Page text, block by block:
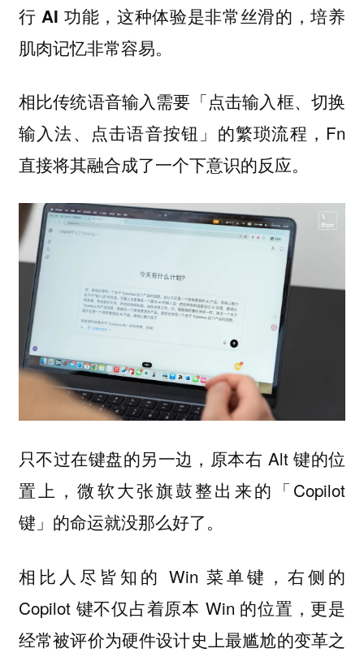
行 AI 功能，这种体验是非常丝滑的，培养
肌肉记忆非常容易。
相比传统语音输入需要「点击输入框、切换
输入法、点击语音按钮」的繁琐流程，Fn
直接将其融合成了一个下意识的反应。
只不过在键盘的另一边，原本右 Alt 键的位
置上，微软大张旗鼓整出来的「Copilot
键」的命运就没那么好了。
相比人尽皆知的 Win 菜单键，右侧的
Copilot 键不仅占着原本 Win 的位置，更是
经常被评价为硬件设计史上最尴尬的变革之